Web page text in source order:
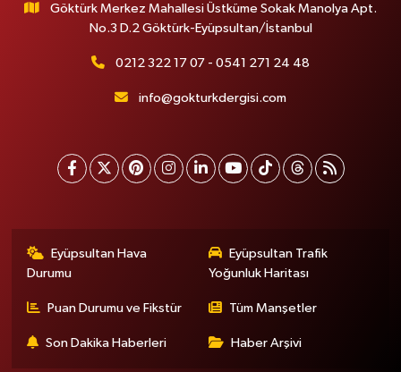
Göktürk Merkez Mahallesi Üstküme Sokak Manolya Apt.
No.3 D.2 Göktürk-Eyüpsultan/İstanbul
0212 322 17 07 - 0541 271 24 48
info@gokturkdergisi.com
Eyüpsultan Hava
Durumu
Eyüpsultan Trafik
Yoğunluk Haritası
Puan Durumu ve Fikstür Tüm Manşetler
Son Dakika Haberleri Haber Arşivi